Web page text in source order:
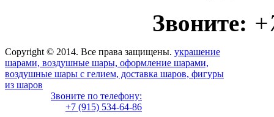
Звоните:
Copyright © 2014. Все права защищены. украшение
шарами, воздушные шары, оформление шарами,
воздушные шары с гелием, доставка шаров, фигуры
из шаров
Звоните по телефону:
+7 (915) 534-64-86